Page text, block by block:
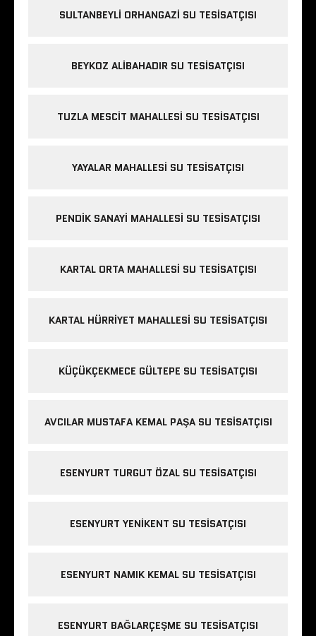
SULTANBEYLI ORHANGAZI SU TESISATÇISI
BEYKOZ ALIBAHADIR SU TESISATÇISI
TUZLA MESCIT MAHALLESI SU TESISATÇISI
YAYALAR MAHALLESI SU TESISATÇISI
PENDIK SANAYI MAHALLESI SU TESISATÇISI
KARTAL ORTA MAHALLESI SU TESISATÇISI
KARTAL HÜRRIYET MAHALLESI SU TESISATÇISI
KÜÇÜKÇEKMECE GÜLTEPE SU TESISATÇISI
AVCILAR MUSTAFA KEMAL PAŞA SU TESISATÇISI
ESENYURT TURGUT ÖZAL SU TESISATÇISI
ESENYURT YENIKENT SU TESISATÇISI
ESENYURT NAMIK KEMAL SU TESISATÇISI
ESENYURT BAĞLARÇEŞME SU TESISATÇISI